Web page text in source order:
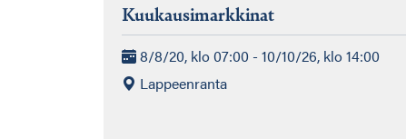
Kuukausimarkkinat
8/8/20, klo 07:00 - 10/10/26, klo 14:00
Lappeenranta